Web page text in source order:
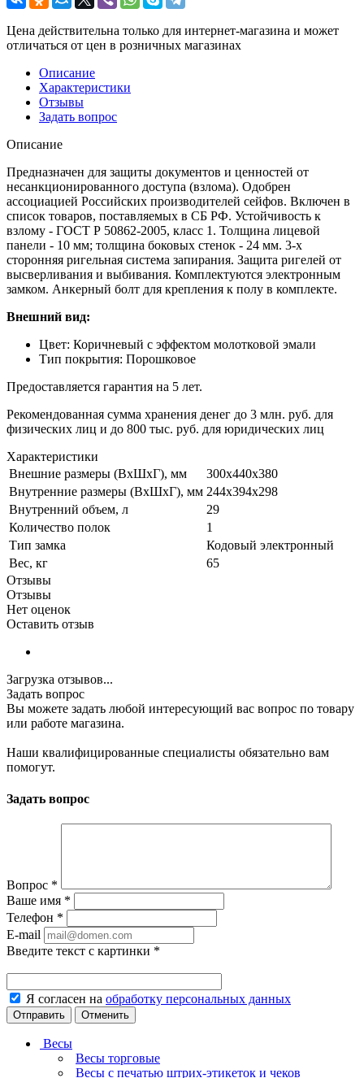
Цена действительна только для интернет-магазина и может
отличаться от цен в розничных магазинах
Описание
Характеристики
Отзывы
Задать вопрос
Описание
Предназначен для защиты документов и ценностей от
несанкционированного доступа (взлома). Одобрен
ассоциацией Российских производителей сейфов. Включен в
список товаров, поставляемых в СБ РФ. Устойчивость к
взлому - ГОСТ Р 50862-2005, класс 1. Толщина лицевой
панели - 10 мм; толщина боковых стенок - 24 мм. 3-х
сторонняя ригельная система запирания. Защита ригелей от
высверливания и выбивания. Комплектуются электронным
замком. Анкерный болт для крепления к полу в комплекте.
Внешний вид:
Цвет: Коричневый с эффектом молотковой эмали
Тип покрытия: Порошковое
Предоставляется гарантия на 5 лет.
Рекомендованная сумма хранения денег до 3 млн. руб. для
физических лиц и до 800 тыс. руб. для юридических лиц
Характеристики
Внешние размеры (ВхШхГ), мм
300х440х380
Внутренние размеры (ВхШхГ), мм 244х394х298
Внутренний объем, л
29
Количество полок
1
Тип замка
Кодовый электронный
Вес, кг
65
Отзывы
Отзывы
Нет оценок
Оставить отзыв
Загрузка отзывов...
Задать вопрос
Вы можете задать любой интересующий вас вопрос по товару
или работе магазина.
Наши квалифицированные специалисты обязательно вам
помогут.
Задать вопрос
Вопрос *
Ваше имя *
Телефон *
E-mail
Введите текст с картинки *
Я согласен на обработку персональных данных
Отменить
Весы
Весы торговые
Весы с печатью штрих-этикеток и чеков